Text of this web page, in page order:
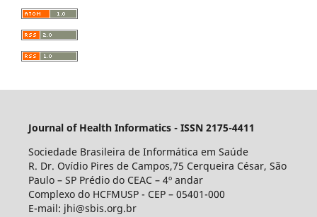
Journal of Health Informatics - ISSN 2175-4411
Sociedade Brasileira de Informática em Saúde
R. Dr. Ovídio Pires de Campos,75 Cerqueira César, São
Paulo – SP Prédio do CEAC – 4º andar
Complexo do HCFMUSP - CEP – 05401-000
E-mail: jhi@sbis.org.br